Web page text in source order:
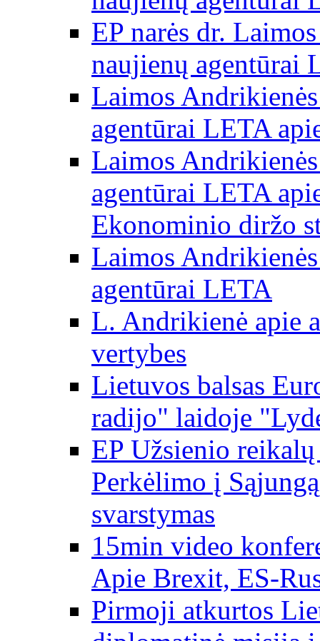
EP narės dr.
naujienų agentūrai
Laimos
agentūrai LETA
Laimos
agentūrai LETA
Ekonominio diržo
Laimos
agentūrai LETA
L. Andrikienė apie
vertybes
Lietuvos balsas
radijo" laidoje
EP Užsienio
Perkėlimo į
svarstymas
15min video
Apie Brexit, ES-
Pirmoji atkurtos